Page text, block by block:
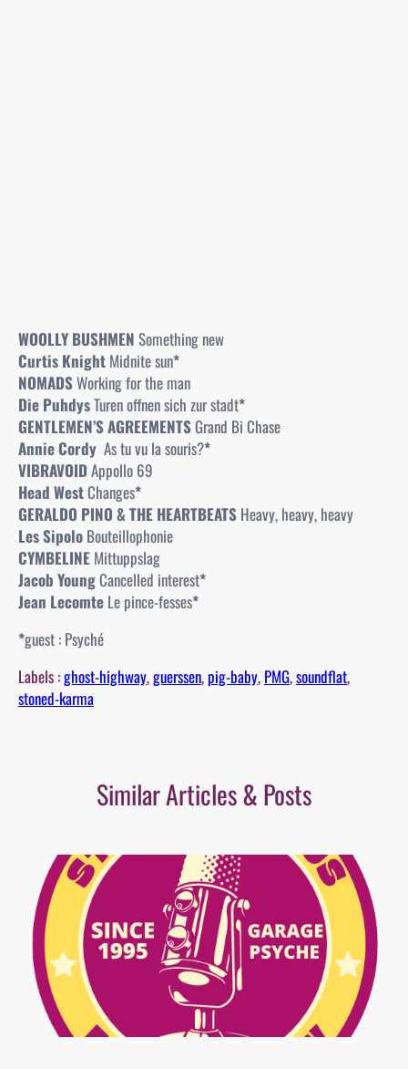
WOOLLY BUSHMEN Something new
Curtis Knight Midnite sun*
NOMADSWorking for the man
Die PuhdysTuren offnen sich zur stadt*
GENTLEMEN’S AGREEMENTSGrand Bi Chase
Annie Cordy As tu vu la souris?*
VIBRAVOID Appollo 69
Head WestChanges*
GERALDO PINO & THE HEARTBEATS Heavy, heavy, heavy
Les Sipolo Bouteillophonie
CYMBELINE Mittuppslag
Jacob YoungCancelled interest*
Jean Lecomte Le pince-fesses*
*guest : Psyché
Labels :ghost-highway, guerssen, pig-baby, PMG, soundflat
stoned-karma
Similar Articles & Posts